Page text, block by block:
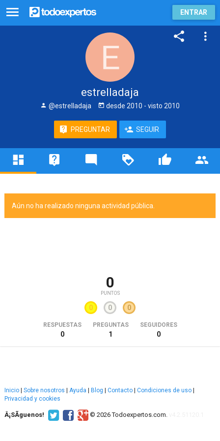
ENTRAR
estrelladaja
@estrelladaja desde 2010 - visto 2010
PREGUNTAR SEGUIR
Aún no ha realizado ninguna actividad pública.
0
PUNTOS
0 0 0
RESPUESTAS
0
PREGUNTAS
1
SEGUIDORES
0
Inicio Sobre nosotros Ayuda Blog Contacto Condiciones de uso
Privacidad y cookies
Â¡SÃ­guenos! © 2026 Todoexpertos.com.